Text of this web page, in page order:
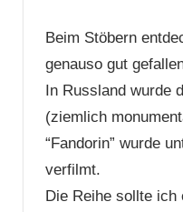
Beim Stöbern
genauso gut
In Russland wurde
(ziemlich
“Fandorin” wurde
verfilmt.
Die Reihe sollte ich